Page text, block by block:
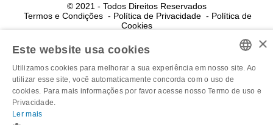
© 2021 - Todos Direitos Reservados
Termos e Condições
Política de Privacidade
Política de
Cookies
Powered by MZ
Utilizamos cookies para melhorar a sua experiência em
nosso site. Ao utilizar esse site, você automaticamente
concorda com o uso de cookies. Para mais informações
PORTUGUESE
×
Este website usa cookies
Utilizamos cookies para melhorar a sua experiência em nosso site. Ao
utilizar esse site, você automaticamente concorda com o uso de
cookies. Para mais informações por favor acesse nosso Termo de uso e
Privacidade.
Ler mais